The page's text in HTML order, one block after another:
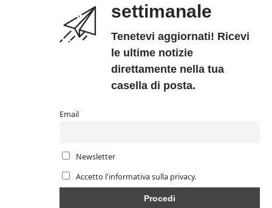
settimanale
Tenetevi aggiornati! Ricevi
le ultime notizie
direttamente nella tua
casella di posta.
Email
Newsletter
Accetto l'informativa sulla privacy.